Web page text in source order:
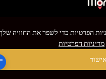
כדי לשפר את החוויה שלך.
הפרטיות